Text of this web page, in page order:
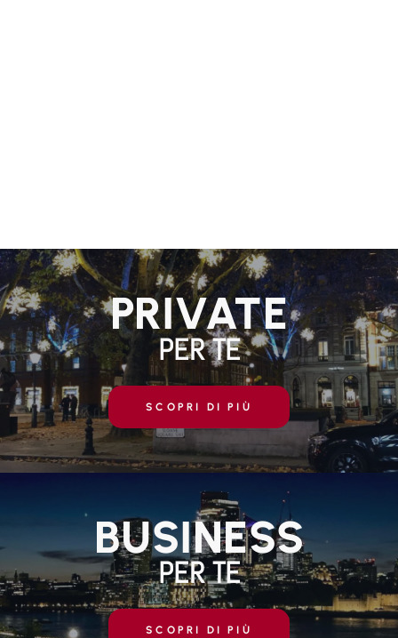
PRIVATE
PER TE
SCOPRI DI PIÙ
BUSINESS
PER TE
SCOPRI DI PIÙ